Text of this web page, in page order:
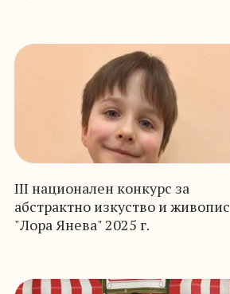
III национален конкурс за
абстрактно изкуство и живопис
"Лора Янева" 2025 г.